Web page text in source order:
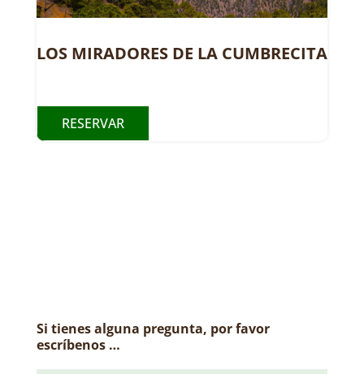
LOS MIRADORES DE LA CUMBRECITA
RESERVAR
Si tienes alguna pregunta, por favor
escríbenos …